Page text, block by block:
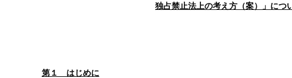
独占禁止法上の考え方（案）」につ
第１ はじめに